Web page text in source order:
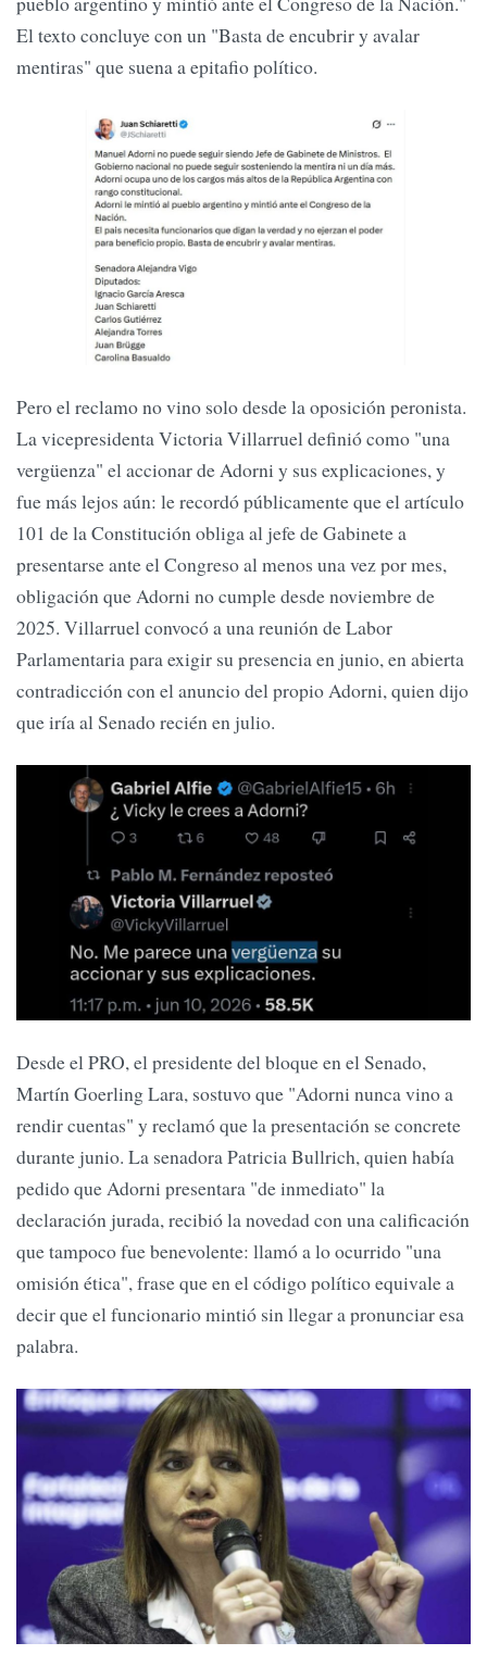
El texto concluye con un "Basta de encubrir y avalar
mentiras" que suena a epitafio político.
Pero el reclamo no vino solo desde la oposición peronista.
La vicepresidenta Victoria Villarruel definió como "una
vergüenza" el accionar de Adorni y sus explicaciones, y
fue más lejos aún: le recordó públicamente que el artículo
101 de la Constitución obliga al jefe de Gabinete a
presentarse ante el Congreso al menos una vez por mes,
obligación que Adorni no cumple desde noviembre de
2025. Villarruel convocó a una reunión de Labor
Parlamentaria para exigir su presencia en junio, en abierta
contradicción con el anuncio del propio Adorni, quien dijo
que iría al Senado recién en julio.
Desde el PRO, el presidente del bloque en el Senado,
Martín Goerling Lara, sostuvo que "Adorni nunca vino a
rendir cuentas" y reclamó que la presentación se concrete
durante junio. La senadora Patricia Bullrich, quien había
pedido que Adorni presentara "de inmediato" la
declaración jurada, recibió la novedad con una calificación
que tampoco fue benevolente: llamó a lo ocurrido "una
omisión ética", frase que en el código político equivale a
decir que el funcionario mintió sin llegar a pronunciar esa
palabra.